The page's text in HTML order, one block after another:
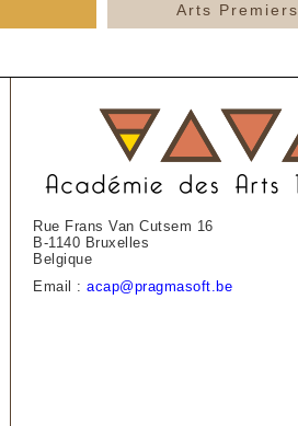
Arts Premiers
Rue Frans Van Cutsem 16
B-1140 Bruxelles
Belgique
Email : acap@pragmasoft.be